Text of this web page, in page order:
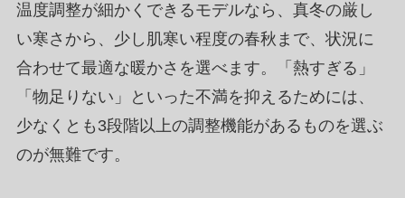
温度調整が細かくできるモデルなら、真冬の厳し
い寒さから、少し肌寒い程度の春秋まで、状況に
合わせて最適な暖かさを選べます。「熱すぎる」
「物足りない」といった不満を抑えるためには、
少なくとも3段階以上の調整機能があるものを選ぶ
のが無難です。